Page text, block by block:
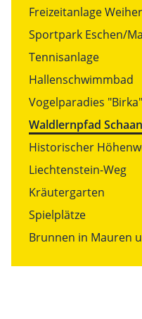
Freizeitanlage
Sportpark Eschen/
Tennisanlage
Hallenschwimmbad
Vogelparadies "Birka"
Waldlernpfad
Historischer
Liechtenstein-Weg
Kräutergarten
Spielplätze
Brunnen in Mauren